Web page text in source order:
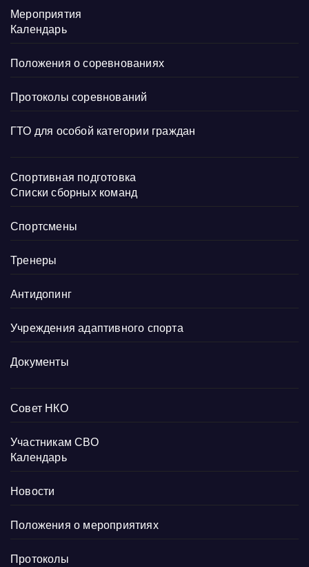
Мероприятия
Календарь
Положения о соревнованиях
Протоколы соревнований
ГТО для особой категории граждан
Спортивная подготовка
Списки сборных команд
Спортсмены
Тренеры
Антидопинг
Учреждения адаптивного спорта
Документы
Совет НКО
Участникам СВО
Календарь
Новости
Положения о мероприятиях
Протоколы